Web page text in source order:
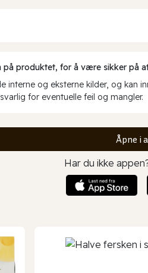
produktet, for å være sikker på
interne og eksterne kilder, og kan
for eventuelle feil og mangler.
Åpne i
Har du ikke